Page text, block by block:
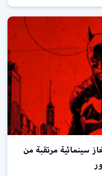
وألغاز سينمائية مرتقبة من